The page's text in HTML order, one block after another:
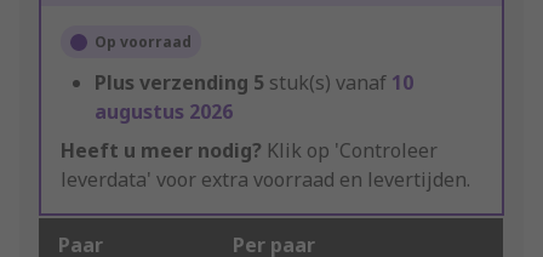
Op voorraad
Plus verzending 5 stuk(s) vanaf 10
augustus 2026
Heeft u meer nodig? Klik op 'Controleer
leverdata' voor extra voorraad en levertijden.
Paar Per paar